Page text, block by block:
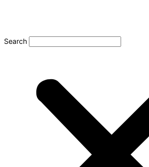
Search